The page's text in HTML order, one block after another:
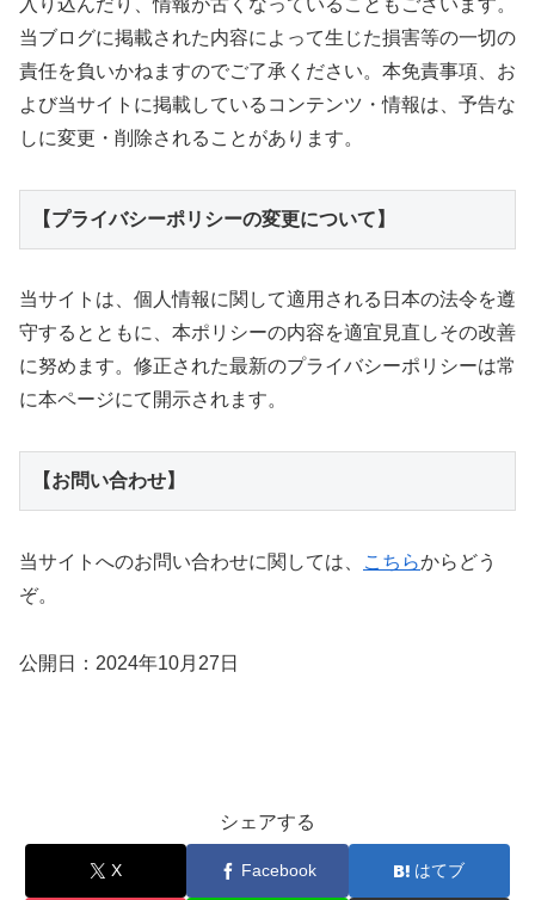
当ブログに掲載された内容によって生じた損害等の一切の
責任を負いかねますのでご了承ください。本免責事項、お
よび当サイトに掲載しているコンテンツ・情報は、予告な
しに変更・削除されることがあります。
【プライバシーポリシーの変更について】
当サイトは、個人情報に関して適用される日本の法令を遵
守するとともに、本ポリシーの内容を適宜見直しその改善
に努めます。修正された最新のプライバシーポリシーは常
に本ページにて開示されます。
【お問い合わせ】
当サイトへのお問い合わせに関しては、 こちらからどう
ぞ。
公開日：2024年10月27日
シェアする
X Facebook はてブ